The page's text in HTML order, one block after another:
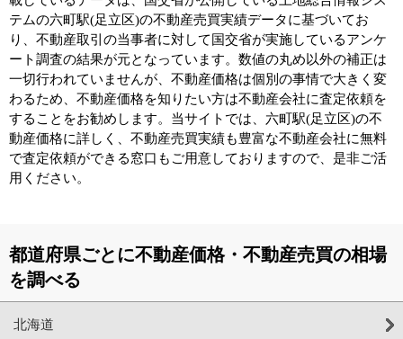
テムの六町駅(足立区)の不動産売買実績データに基づいてお
り、不動産取引の当事者に対して国交省が実施しているアンケ
ート調査の結果が元となっています。数値の丸め以外の補正は
一切行われていませんが、不動産価格は個別の事情で大きく変
わるため、不動産価格を知りたい方は不動産会社に査定依頼を
することをお勧めします。当サイトでは、六町駅(足立区)の不
動産価格に詳しく、不動産売買実績も豊富な不動産会社に無料
で査定依頼ができる窓口もご用意しておりますので、是非ご活
用ください。
都道府県ごとに不動産価格・不動産売買の相場
を調べる
北海道